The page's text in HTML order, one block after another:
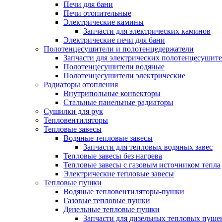
Печи для бани
Печи отопительные
Электрические камины
Запчасти для электрических каминов
Электрические печи для бани
Полотенцесушители и полотенцедержатели
Запчасти для электрических
Полотенцесушители водяные
Полотенцесушители электрические
Радиаторы отопления
Внутрипольные конвекторы
Стальные панельные радиаторы
Сушилки для рук
Тепловентиляторы
Тепловые завесы
Водяные тепловые завесы
Запчасти для тепловых водяных завес
Тепловые завесы без нагрева
Тепловые завесы с газовым источником тепла
Электрические тепловые завесы
Тепловые пушки
Водяные тепловентиляторы-пушки
Газовые тепловые пушки
Дизельные тепловые пушки
Запчасти для дизельных тепловых